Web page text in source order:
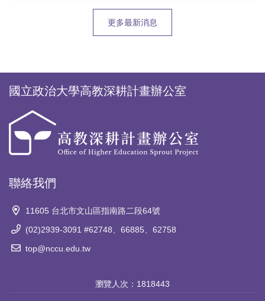
更多最新消息
國立政治大學高教深耕計畫辦公室
聯絡我們
11605 台北市文山區指南路二段64號
(02)2939-3091 #62748、66885、62758
top@nccu.edu.tw
瀏覽人次： 1818443